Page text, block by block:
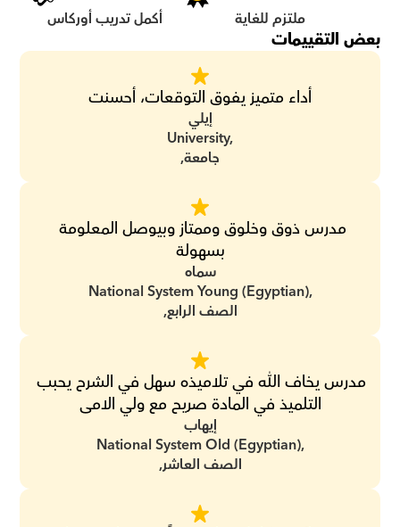
ملتزم للغاية أكمل تدريب أوركاس
بعض التقييمات
التلميذ في المادة صريح مع ولي الامى
إيهاب
الصف العاشر,
National System Old (Egyptian),
أداء متميز يفوق التوقعات، أحسنت
إيلي
جامعة,
University,
بسهولة
سماه
الصف الرابع,
National System Young (Egyptian),